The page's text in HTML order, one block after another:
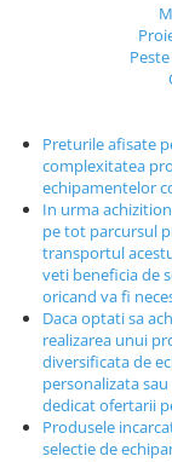
SPORT SI FITNESS
Skateboarding
Tenis si Volei
Ciclism
Street Workout
Terenuri
Trasee Ninja
Echipamente
Mese de jocuri
MOBILIER URBAN
Garduri/
Cosuri de gunoi
Preturile afisate
complexitatea
echipamentelor
In urma
pe tot parcursul
transportul
veti beneficia de
oricand va fi
Daca optati sa
realizarea unui
diversificata de
personalizata
dedicat ofertarii
Produsele
selectie de